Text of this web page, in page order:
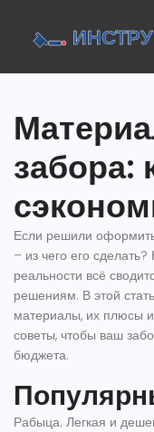
забора:
Если решили
– из чего его
реальности всё
решениям. В этой
материалы, их плюсы
советы, чтобы ваш
бюджета.
Рабыца. Легкая и